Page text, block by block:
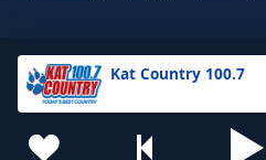
Kat Country 100.7